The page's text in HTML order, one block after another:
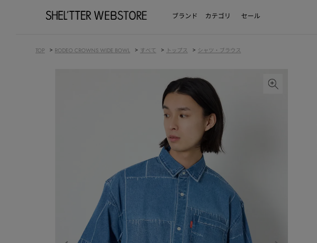
ブランド カテゴリ セール
TOP > RODEO CROWNS WIDE BOWL > すべて > トップス > シャツ・ブラウス